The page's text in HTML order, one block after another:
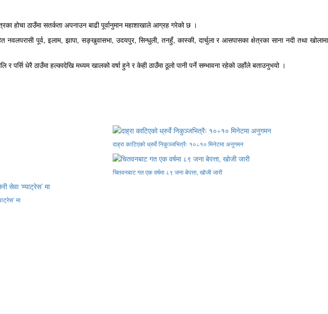
होचा ठाउँमा सतर्कता अपनाउन बाढी पूर्वानुमान महाशाखाले आग्रह गरेको छ ।
पूर्व, इलाम, झापा, सङ्खुवासभा, उदयपुर, सिन्धुली, तनहुँ, कास्की, दार्चुला र आसपासका क्षेत्रका साना नदी तथा खोलामा
धेरै ठाउँमा हल्कादेखि मध्यम खालको वर्षा हुने र केही ठाउँमा ठूलो पानी पर्ने सम्भावना रहेको उहाँले बताउनुभयो ।
दाह्रा काटिएको ध्रुर्वे निकुञ्जभित्रैः १०÷१० मिनेटमा अनुगमन
चितवनबाट गत एक वर्षमा ८९ जना बेपत्ता, खोजी जारी
मा